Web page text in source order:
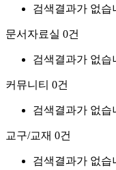
검색결과가 없습
문서자료실 0건
검색결과가 없습
커뮤니티 0건
검색결과가 없습
교구/교재 0건
검색결과가 없습